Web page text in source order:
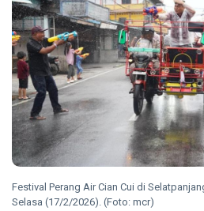
Riau
Percepat
Peremajaan
Kelapa,
2.143
Hektare
Sudah
Ditanami
10
Aug,
2026
21
views
NATUNA
Damkar
Natuna
Padamkan
Kebakaran
Lahan 2
Hektare di
Kawasan
10
Aug,
2026
RIAU
Festival Perang Air Cian Cui di
Selasa (17/2/2026). (Foto: mcr)